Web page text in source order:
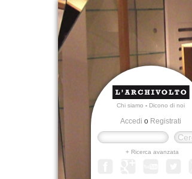
Chi siamo - Dicono di noi
Accedi o Registrati
+ Ricerca avanzata